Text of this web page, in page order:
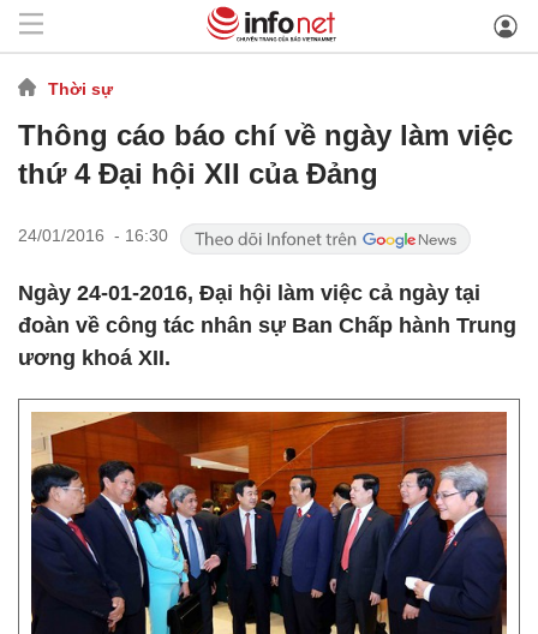
Thời sự
Thông cáo báo chí về ngày làm việc
thứ 4 Đại hội XII của Đảng
24/01/2016 - 16:30
Ngày 24-01-2016, Đại hội làm việc cả ngày tại
đoàn về công tác nhân sự Ban Chấp hành Trung
ương khoá XII.